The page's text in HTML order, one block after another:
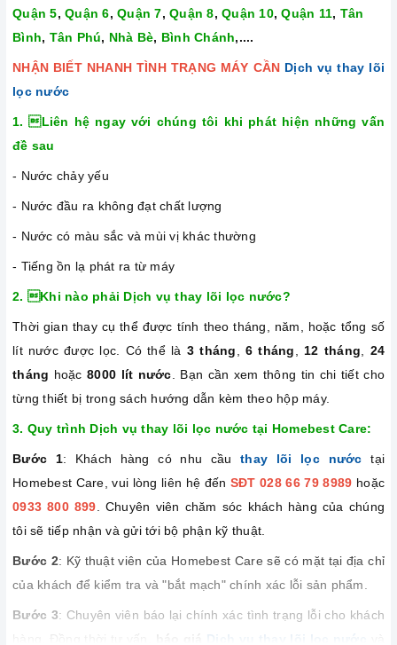
Quận 5, Quận 6, Quận 7, Quận 8, Quận 10,Quận 11, Tân
Bình, Tân Phú, Nhà Bè, Bình Chánh,....
NHẬN BIẾT NHANH TÌNH TRẠNG MÁY CẦN Dịch vụ thay lõi
lọc nước
1. Liên hệ ngay với chúng tôi khi phát hiện những vấn
đề sau
- Nước chảy yếu
- Nước đầu ra không đạt chất lượng
- Nước có màu sắc và mùi vị khác thường
- Tiếng ồn lạ phát ra từ máy
2. Khi nào phải Dịch vụ thay lõi lọc nước?
Thời gian thay cụ thể được tính theo tháng, năm, hoặc tổng số
lít nước được lọc. Có thể là 3 tháng ,6 tháng 12 tháng
24
tháng hoặc8000 lít nước . Bạn cần xem thông tin chi tiết cho
từng thiết bị trong sách hướng dẫn kèm theo hộp máy.
3. Quy trình Dịch vụ thay lõi lọc nước tại Homebest Care:
Bước 1: Khách hàng có nhu cầuthay lõi lọc nước tại
Homebest Care, vui lòng liên hệ đến SĐT 028 66 79 8989 hoặc
0933 800 899 . Chuyên viên chăm sóc khách hàng của chúng
tôi sẽ tiếp nhận và gửi tới bộ phận kỹ thuật.
Bước 2: Kỹ thuật viên của Homebest Care sẽ có mặt tại địa chỉ
của khách để kiểm tra và "bắt mạch" chính xác lỗi sản phẩm.
Bước 3: Chuyên viên báo lại chính xác tình trạng lỗi cho khách
hàng. Đồng thời tư vấn,
báo giá Dịch vụ thay lõi lọc nước